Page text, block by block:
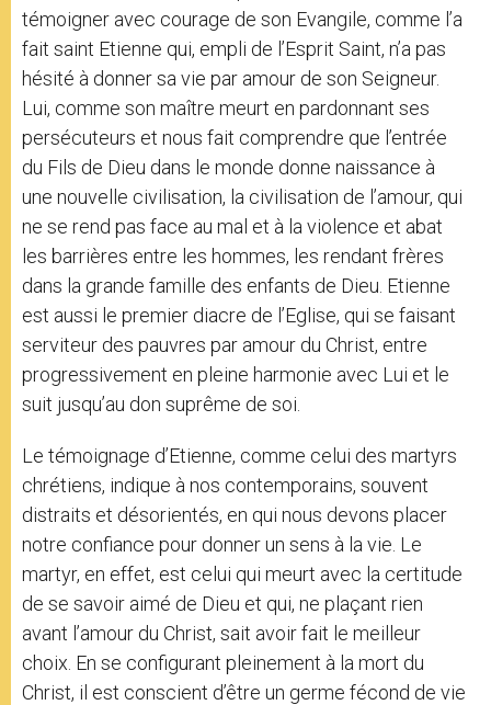
témoigner avec courage de son Evangile, comme l’a
fait saint Etienne qui, empli de l’Esprit Saint, n’a pas
hésité à donner sa vie par amour de son Seigneur.
Lui, comme son maître meurt en pardonnant ses
persécuteurs et nous fait comprendre que l’entrée
du Fils de Dieu dans le monde donne naissance à
une nouvelle civilisation, la civilisation de l’amour, qui
ne se rend pas face au mal et à la violence et abat
les barrières entre les hommes, les rendant frères
dans la grande famille des enfants de Dieu. Etienne
est aussi le premier diacre de l’Eglise, qui se faisant
serviteur des pauvres par amour du Christ, entre
progressivement en pleine harmonie avec Lui et le
suit jusqu’au don suprême de soi.
Le témoignage d’Etienne, comme celui des martyrs
chrétiens, indique à nos contemporains, souvent
distraits et désorientés, en qui nous devons placer
notre confiance pour donner un sens à la vie. Le
martyr, en effet, est celui qui meurt avec la certitude
de se savoir aimé de Dieu et qui, ne plaçant rien
avant l’amour du Christ, sait avoir fait le meilleur
choix. En se configurant pleinement à la mort du
Christ, il est conscient d’être un germe fécond de vie